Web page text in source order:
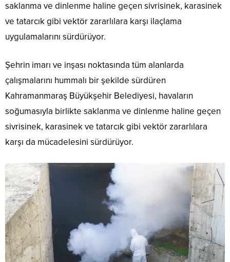
saklanma ve dinlenme haline geçen sivrisinek, karasinek
ve tatarcık gibi vektör zararlılara karşı ilaçlama
uygulamalarını sürdürüyor.
Şehrin imarı ve inşası noktasında tüm alanlarda
çalışmalarını hummalı bir şekilde sürdüren
Kahramanmaraş Büyükşehir Belediyesi, havaların
soğumasıyla birlikte saklanma ve dinlenme haline geçen
sivrisinek, karasinek ve tatarcık gibi vektör zararlılara
karşı da mücadelesini sürdürüyor.